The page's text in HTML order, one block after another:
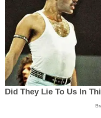
Did They Lie To Us In